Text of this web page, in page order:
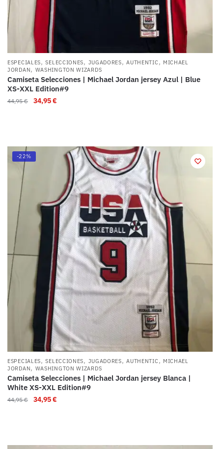
ESPECIALES,SELECCIONES, JUGADORES,AUTHENTIC, MICHAEL
JORDAN, WASHINGTON WIZARDS
Camiseta Selecciones | Michael Jordan jersey Azul | Blue
XS-XXL Edition#9
44,95€ 34,95€
-22%
ESPECIALES,SELECCIONES, JUGADORES,AUTHENTIC, MICHAEL
JORDAN, WASHINGTON WIZARDS
Camiseta Selecciones | Michael Jordan jersey Blanca |
White XS-XXL Edition#9
44,95€ 34,95€